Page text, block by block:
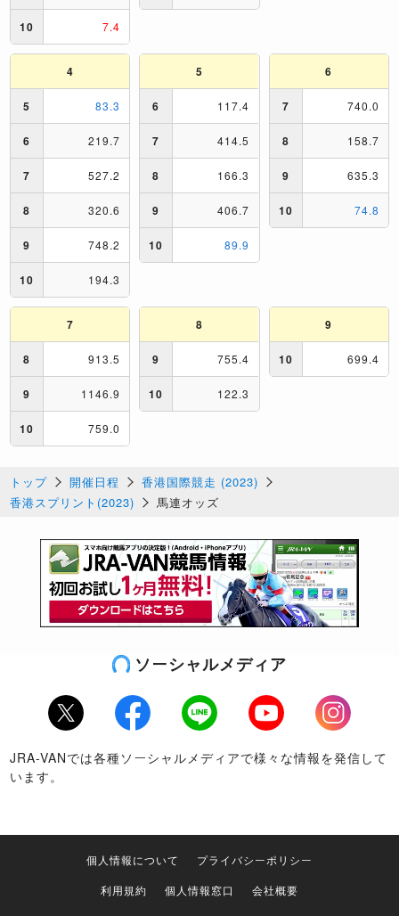
トップ 開催日程
香港国際競走 (2023)
香港スプリント(2023)
馬連オッズ
ソーシャルメディア
Twitter Facebook LINE Youtube
Instagram
JRA-VANでは各種ソーシャルメディアで様々な情報を発信して
います。
個人情報について
プライバシーポリシー
利用規約
個人情報窓口
会社概要